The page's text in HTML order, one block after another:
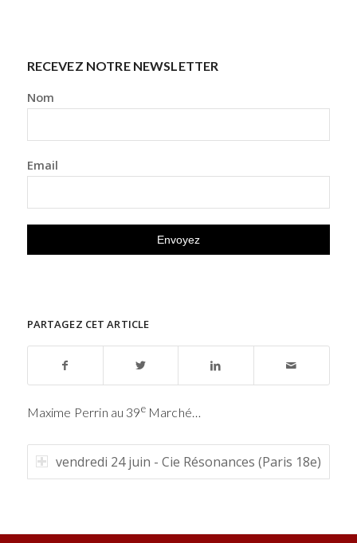
RECEVEZ NOTRE NEWSLETTER
Nom
Email
PARTAGEZ CET ARTICLE
Maxime Perrin au 39eMarché…
vendredi 24 juin - Cie Résonances (Paris 18e)